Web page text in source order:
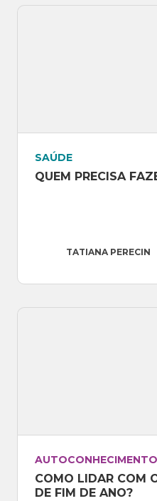
SAÚDE
QUEM PRECISA
TATIANA PERECIN
AUTOCONHECIMENTO
COMO LIDAR COM
DE FIM DE ANO?